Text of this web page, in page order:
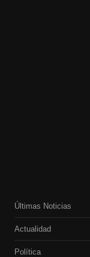
Últimas Noticias
Actualidad
Política